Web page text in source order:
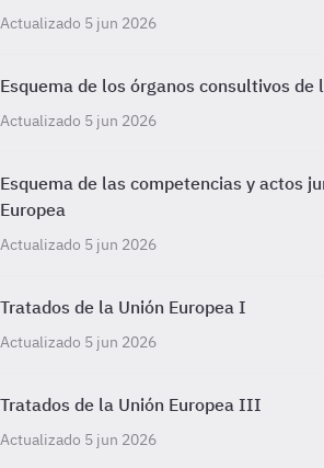
Actualizado 5 jun 2026
Esquema de los órganos consultivos de
Actualizado 5 jun 2026
Esquema de las competencias y actos
Europea
Actualizado 5 jun 2026
Tratados de la Unión Europea I
Actualizado 5 jun 2026
Tratados de la Unión Europea III
Actualizado 5 jun 2026